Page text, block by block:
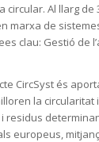
circular. Al llarg
marxa de
clau: Gestió de
CircSyst és
la circularitat
residus
europeus,